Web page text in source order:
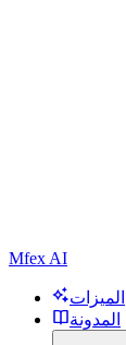
Mfex AI
الميزات
المدونة